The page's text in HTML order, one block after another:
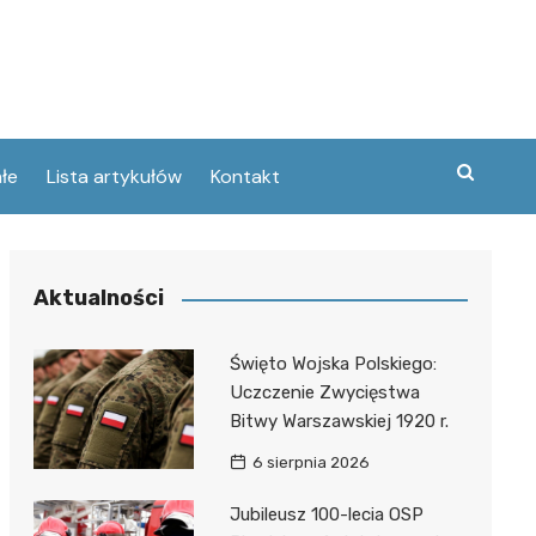
Lista artykułów Kontakt
Aktualności
Święto Wojska Polskiego:
Uczczenie Zwycięstwa
Bitwy Warszawskiej 1920 r.
6 sierpnia 2026
Jubileusz 100-lecia OSP